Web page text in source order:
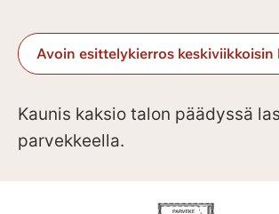
Avoin esittelykierros keskiviikkoisin
Kaunis kaksio talon päädyssä
parvekkeella.